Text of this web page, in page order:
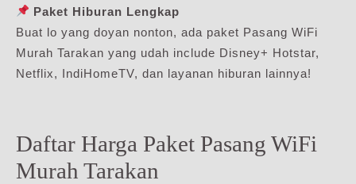
Paket Hiburan Lengkap
Buat lo yang doyan nonton, ada paket Pasang WiFi
Murah Tarakan yang udah include Disney+ Hotstar,
Netflix, IndiHomeTV, dan layanan hiburan lainnya!
Daftar Harga Paket Pasang WiFi
Murah Tarakan